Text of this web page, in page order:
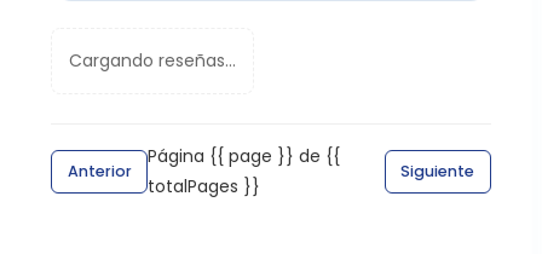
Cargando reseñas...
Anterior
Página {{ page }} de {{
totalPages }}
Siguiente